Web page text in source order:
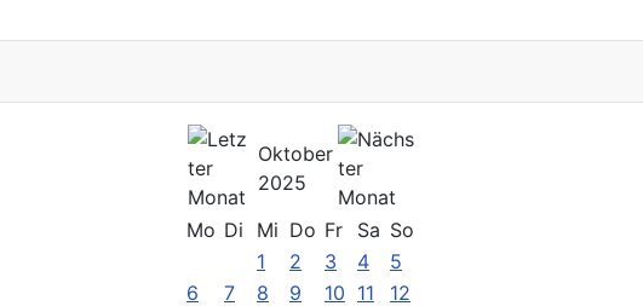
Oktober
2025
Mo Di Mi Do Fr Sa So
1
2 3 4
5
6
7 8 9 10 11
12